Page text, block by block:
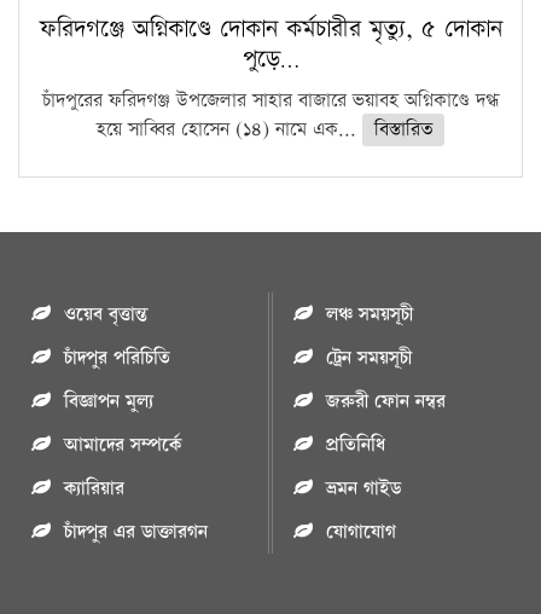
ফরিদগঞ্জে অগ্নিকাণ্ডে দোকান কর্মচারীর মৃত্যু, ৫ দোকান
পুড়ে…
চাঁদপুরের ফরিদগঞ্জ উপজেলার সাহার বাজারে ভয়াবহ অগ্নিকাণ্ডে দগ্ধ
হয়ে সাব্বির হোসেন (১৪) নামে এক...
বিস্তারিত
ওয়েব বৃত্তান্ত
চাঁদপুর পরিচিতি
বিজ্ঞাপন মুল্য
আমাদের সম্পর্কে
ক্যারিয়ার
চাঁদপুর এর ডাক্তারগন
লঞ্চ সময়সূচী
ট্রেন সময়সূচী
জরুরী ফোন নম্বর
প্রতিনিধি
ভ্রমন গাইড
যোগাযোগ